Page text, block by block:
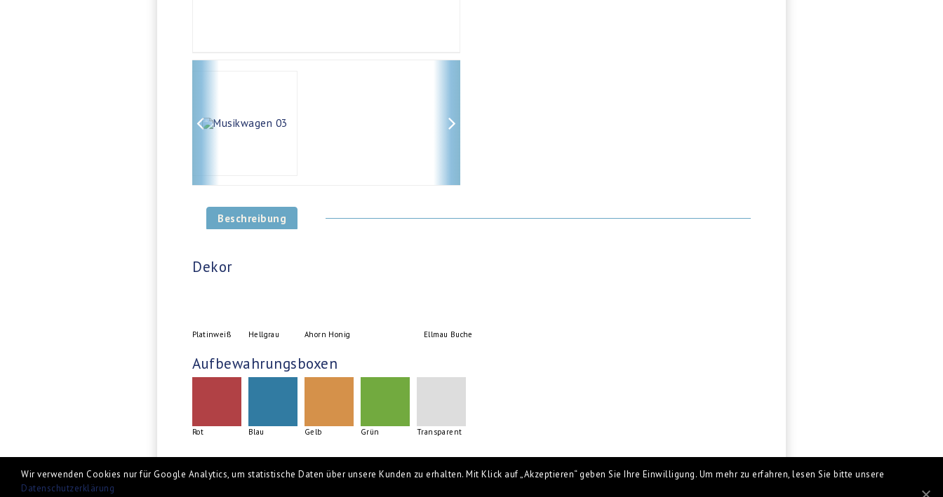
Beschreibung
Dekor
Platinweiß Hellgrau Ahorn Honig Ellmau Buche
Aufbewahrungsboxen
Rot Blau Gelb Grün Transparent
Wir verwenden Cookies nur für Google Analytics, um statistische Daten über unsere Kunden zu erhalten. Mit Klick auf „Akzeptieren“ geben Sie Ihre Einwilligung. Um mehr zu erfahren, lesen Sie bitte unsere
Datenschutzerklärung